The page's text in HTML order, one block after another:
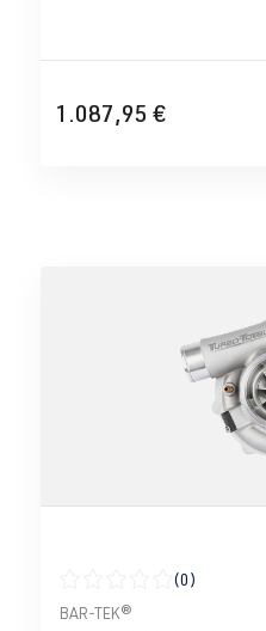
1.087,95 €
Calificación promedio de
(0)
BAR-TEK®